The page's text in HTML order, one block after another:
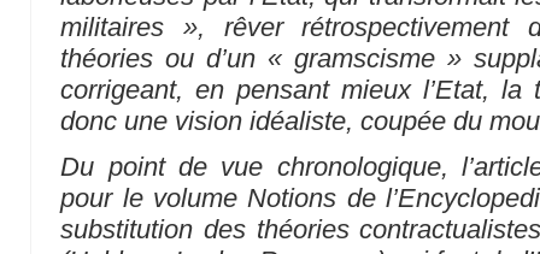
militaires », rêver rétrospectivement
théories ou d’un « gramscisme »
corrigeant, en pensant mieux l’Etat, la
donc une vision idéaliste, coupée du
Du point de vue chronologique,
pour le volume Notions de
substitution des théories